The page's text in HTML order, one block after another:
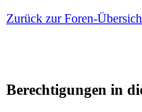
Zurück zur Foren-
Berechtigungen in